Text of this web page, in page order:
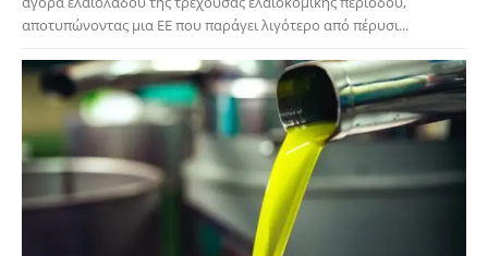
αποτυπώνοντας μια ΕΕ που παράγει λιγότερο από πέρυσι...